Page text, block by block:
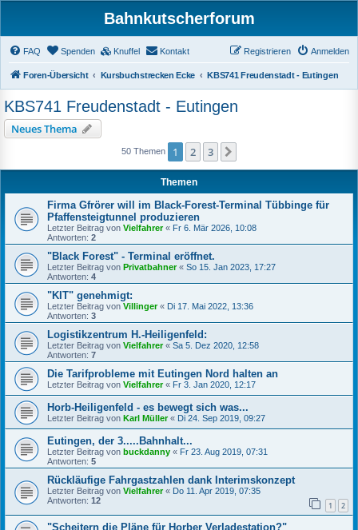
Bahnkutscherforum
FAQ Spenden Knuffel Kontakt Anmelden
Registrieren
Foren-Übersicht Kursbuchstrecken Ecke KBS741 Freudenstadt - Eutingen
KBS741 Freudenstadt - Eutingen
Neues Thema
50 Themen 1 2 3
Themen
Firma Gfrörer will im Black-Forest-Terminal Tübbinge für
Pfaffensteigtunnel produzieren
Letzter Beitrag von Vielfahrer« Fr 6. Mär 2026, 10:08
Antworten: 2
"Black Forest" - Terminal eröffnet.
Letzter Beitrag von Privatbahner« So 15. Jan 2023, 17:27
Antworten: 4
"KIT" genehmigt:
Letzter Beitrag von Villinger« Di 17. Mai 2022, 13:36
Antworten: 3
Logistikzentrum H.-Heiligenfeld:
Letzter Beitrag von Vielfahrer« Sa 5. Dez 2020, 12:58
Antworten: 7
Die Tarifprobleme mit Eutingen Nord halten an
Letzter Beitrag von Vielfahrer« Fr 3. Jan 2020, 12:17
Horb-Heiligenfeld - es bewegt sich was...
Letzter Beitrag von Karl Müller« Di 24. Sep 2019, 09:27
Eutingen, der 3.....Bahnhalt...
Letzter Beitrag von buckdanny « Fr 23. Aug 2019, 07:31
Antworten: 5
Rückläufige Fahrgastzahlen dank Interimskonzept
Letzter Beitrag von Vielfahrer« Do 11. Apr 2019, 07:35
Antworten: 12 1 2
"Scheitern die Pläne für Horber Verladestation?"